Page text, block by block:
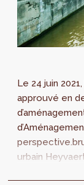
Le 24 juin
approuvé en
urbain